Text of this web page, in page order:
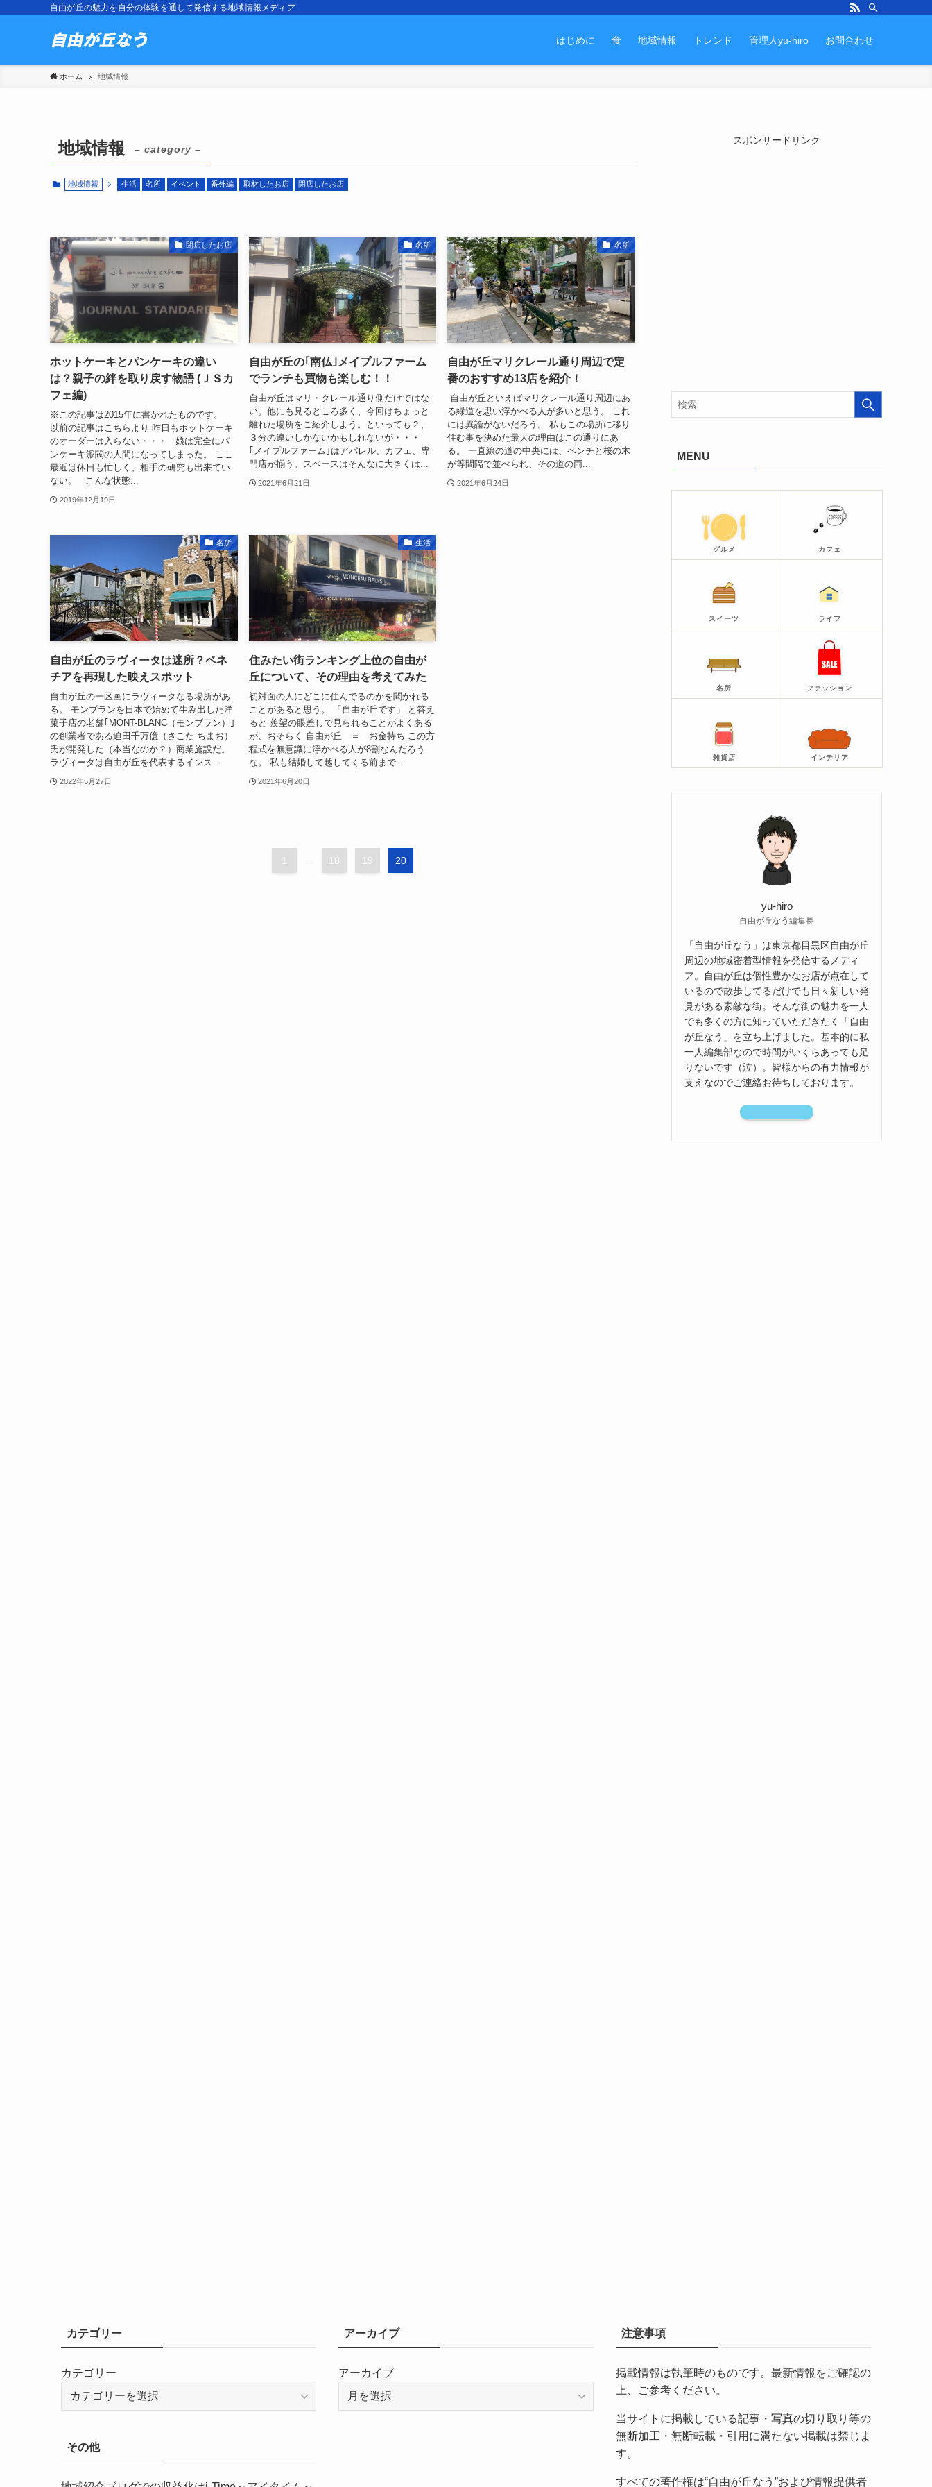
自由が丘の魅力を自分の体験を通して発信する地域情報メディア
はじめに 食 地域情報 トレンド 管理人yu-hiro お問合わせ
ホーム 地域情報
地域情報 – category –
地域情報 生活 名所 イベント 番外編 取材したお店 閉店したお店
閉店したお店
ホットケーキとパンケーキの違い
は？親子の絆を取り戻す物語 (ＪＳカ
フェ編)
※この記事は2015年に書かれたものです。
以前の記事はこちらより 昨日もホットケーキ
のオーダーは入らない・・・ 娘は完全にパ
ンケーキ派閥の人間になってしまった。 ここ
最近は休日も忙しく、相手の研究も出来てい
ない。 こんな状態...
2019年12月19日
名所
自由が丘の｢南仏｣メイプルファーム
でランチも買物も楽しむ！！
自由が丘はマリ・クレール通り側だけではな
い。他にも見るところ多く、今回はちょっと
離れた場所をご紹介しよう。といっても２、
３分の違いしかないかもしれないが・・・
｢メイプルファーム｣はアパレル、カフェ、専
門店が揃う。スペースはそんなに大きくは...
2021年6月21日
名所
自由が丘マリクレール通り周辺で定
番のおすすめ13店を紹介！
自由が丘といえばマリクレール通り周辺にあ
る緑道を思い浮かべる人が多いと思う。 これ
には異論がないだろう。 私もこの場所に移り
住む事を決めた最大の理由はこの通りにあ
る。 一直線の道の中央には、ベンチと桜の木
が等間隔で並べられ、その道の両...
2021年6月24日
名所
自由が丘のラヴィータは迷所？ベネ
チアを再現した映えスポット
自由が丘の一区画にラヴィータなる場所があ
る。 モンブランを日本で始めて生み出した洋
菓子店の老舗｢MONT-BLANC（モンブラン）｣
の創業者である迫田千万億（さこた ちまお）
氏が開発した（本当なのか？）商業施設だ。
ラヴィータは自由が丘を代表するインス...
2022年5月27日
生活
住みたい街ランキング上位の自由が
丘について、その理由を考えてみた
初対面の人にどこに住んでるのかを聞かれる
ことがあると思う。 「自由が丘です」 と答え
ると 羨望の眼差しで見られることがよくある
が、おそらく 自由が丘 ＝ お金持ち この方
程式を無意識に浮かべる人が8割なんだろう
な。 私も結婚して越してくる前まで...
2021年6月20日
1 ... 18 19 20
スポンサードリンク
MENU
グルメ カフェ
スイーツ ライフ
名所 ファッション
雑貨店 インテリア
yu-hiro
自由が丘なう編集長
「自由が丘なう」は東京都目黒区自由が丘
周辺の地域密着型情報を発信するメディ
ア。自由が丘は個性豊かなお店が点在して
いるので散歩してるだけでも日々新しい発
見がある素敵な街。そんな街の魅力を一人
でも多くの方に知っていただきたく「自由
が丘なう」を立ち上げました。基本的に私
一人編集部なので時間がいくらあっても足
りないです（泣）。皆様からの有力情報が
支えなのでご連絡お待ちしております。
カテゴリー
カテゴリー
その他
アーカイブ
アーカイブ
注意事項
掲載情報は執筆時のものです。最新情報をご確認の
上、ご参考ください。
当サイトに掲載している記事・写真の切り取り等の
無断加工・無断転載・引用に満たない掲載は禁じま
す。
すべての著作権は“自由が丘なう”および情報提供者